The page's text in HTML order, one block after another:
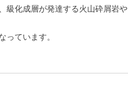
級化成層が発達する火山砕屑岩や
っています。